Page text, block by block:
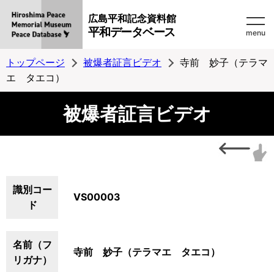
広島平和記念資料館
平和データベース menu
トップページ 被爆者証言ビデオ
寺前 妙子（テラマ
エ タエコ）
被爆者証言ビデオ
識別コー
ド
VS00003
名前（フ
リガナ）
寺前 妙子（テラマエ タエコ）